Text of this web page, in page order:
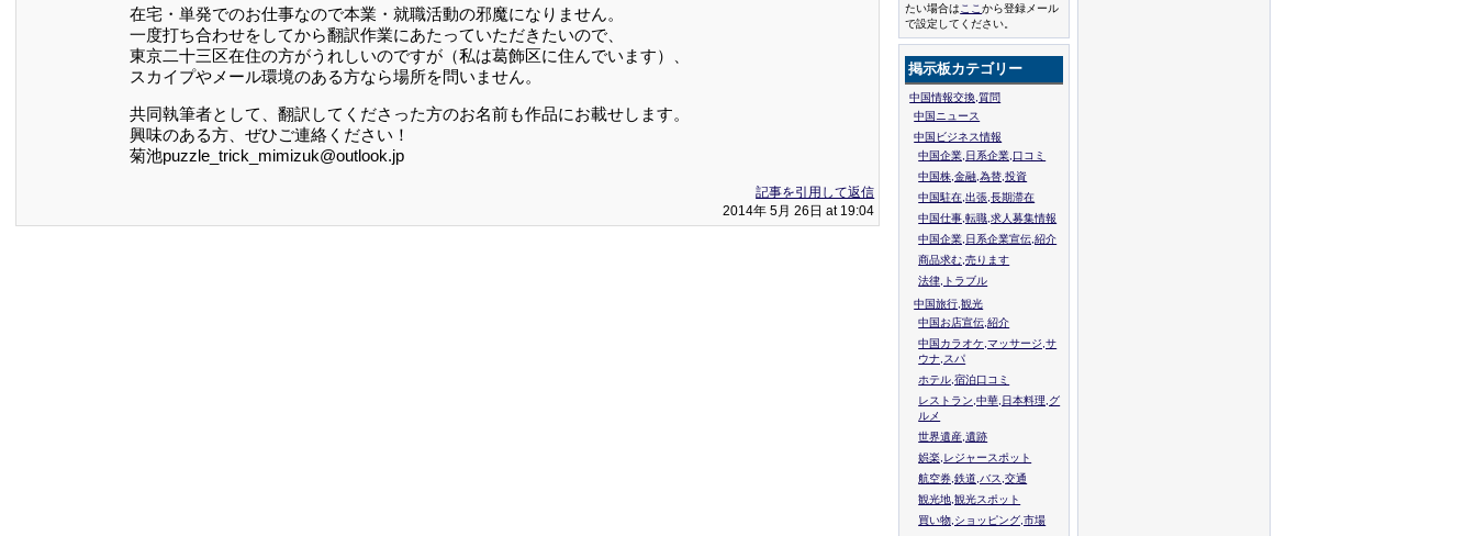
在宅・単発でのお仕事なので本業・就職活動の邪魔になりません。
一度打ち合わせをしてから翻訳作業にあたっていただきたいので、
東京二十三区在住の方がうれしいのですが（私は葛飾区に住んでいます）、
スカイプやメール環境のある方なら場所を問いません。
共同執筆者として、翻訳してくださった方のお名前も作品にお載せします。
興味のある方、ぜひご連絡ください！
菊池puzzle_trick_mimizuk@outlook.jp
記事を引用して返信
2014年 5月 26日 at 19:04
たい場合は ここから登録メール
で設定してください。
掲示板カテゴリー
中国情報交換,質問
中国ニュース
中国ビジネス情報
中国企業,日系企業,口コミ
中国株,金融,為替,投資
中国駐在,出張,長期滞在
中国仕事,転職,求人募集情報
中国企業,日系企業宣伝,紹介
商品求む,売ります
法律,トラブル
中国旅行,観光
中国お店宣伝,紹介
中国カラオケ,マッサージ,サ
ウナ,スパ
ホテル,宿泊口コミ
レストラン,中華,日本料理,グ
ルメ
世界遺産,遺跡
娯楽,レジャースポット
航空券,鉄道,バス,交通
観光地,観光スポット
買い物,ショッピング,市場